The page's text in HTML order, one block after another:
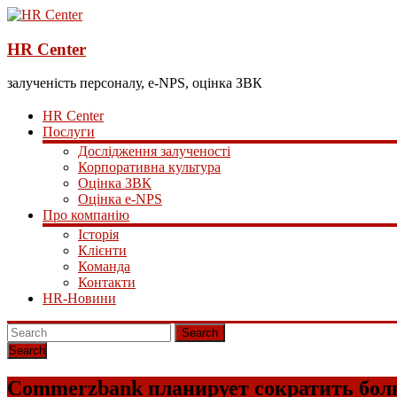
HR Center
залученість персоналу, e-NPS, оцінка ЗВК
HR Center
Послуги
Дослідження залученості
Корпоративна культура
Оцінка ЗВК
Оцінка e-NPS
Про компанію
Історія
Клієнти
Команда
Контакти
HR-Новини
Search
Commerzbank планирует сократить